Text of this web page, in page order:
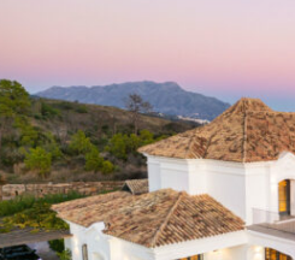
Piso de mármol
Lado montaña
Vistas panorámicas
Piscina privada